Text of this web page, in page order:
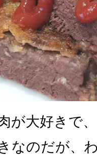
が大好きで
なのだが、